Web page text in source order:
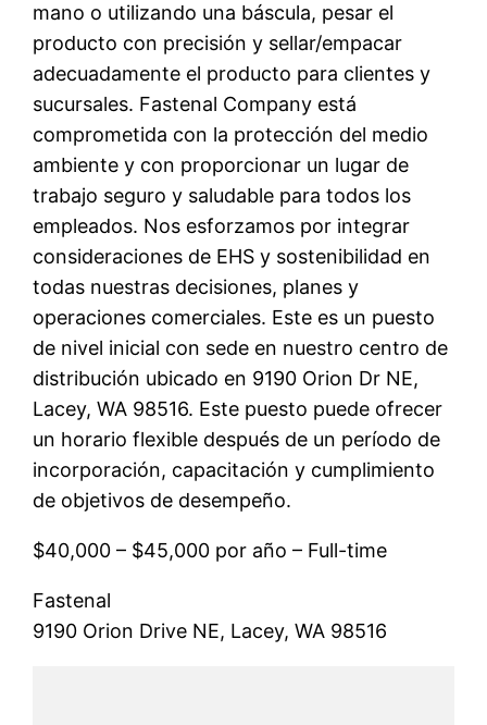
mano o utilizando una báscula, pesar el
producto con precisión y sellar/empacar
adecuadamente el producto para clientes y
sucursales. Fastenal Company está
comprometida con la protección del medio
ambiente y con proporcionar un lugar de
trabajo seguro y saludable para todos los
empleados. Nos esforzamos por integrar
consideraciones de EHS y sostenibilidad en
todas nuestras decisiones, planes y
operaciones comerciales. Este es un puesto
de nivel inicial con sede en nuestro centro de
distribución ubicado en 9190 Orion Dr NE,
Lacey, WA 98516. Este puesto puede ofrecer
un horario flexible después de un período de
incorporación, capacitación y cumplimiento
de objetivos de desempeño.
$40,000 – $45,000 por año – Full-time
Fastenal
9190 Orion Drive NE, Lacey, WA 98516